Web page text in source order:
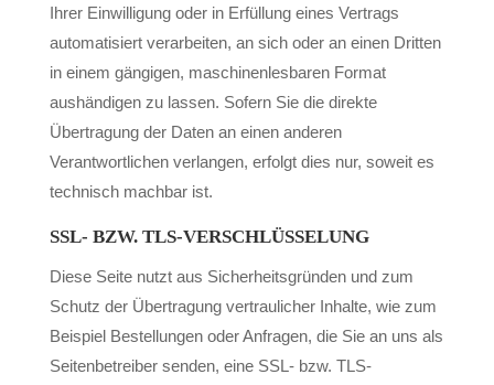
Ihrer Einwilligung oder in Erfüllung eines Vertrags
automatisiert verarbeiten, an sich oder an einen Dritten
in einem gängigen, maschinenlesbaren Format
aushändigen zu lassen. Sofern Sie die direkte
Übertragung der Daten an einen anderen
Verantwortlichen verlangen, erfolgt dies nur, soweit es
technisch machbar ist.
SSL- BZW. TLS-VERSCHLÜSSELUNG
Diese Seite nutzt aus Sicherheitsgründen und zum
Schutz der Übertragung vertraulicher Inhalte, wie zum
Beispiel Bestellungen oder Anfragen, die Sie an uns als
Seitenbetreiber senden, eine SSL- bzw. TLS-